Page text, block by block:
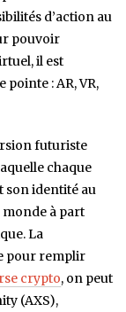
d’action au
pouvoir
il est
: AR, VR,
futuriste
chaque
son identité au
à part
La
pour remplir
crypto, on peut
(AXS),